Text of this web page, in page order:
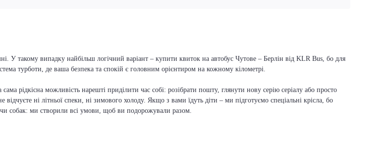
У такому випадку найбільш логічний варіант – купити квиток на автобус Чутове – Берлін від KLR Bus, бо для
турботи, де ваша безпека та спокій є головним орієнтиром на кожному кілометрі.
рідкісна можливість нарешті приділити час собі: розібрати пошту, глянути нову серію серіалу або просто
ні літньої спеки, ні зимового холоду. Якщо з вами їдуть діти – ми підготуємо спеціальні крісла, бо
чи собак: ми створили всі умови, щоб ви подорожували разом.